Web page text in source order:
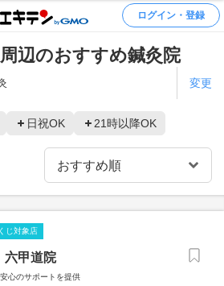
ログイン・登録
周辺のおすすめ鍼灸院
変更
日祝OK 21時以降OK
じ対象店
甲道院
心のサポートを提供